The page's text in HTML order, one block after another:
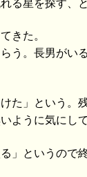
る星を探す、
きた。
う。長男がい
た」という。
ように気にし
」というので終